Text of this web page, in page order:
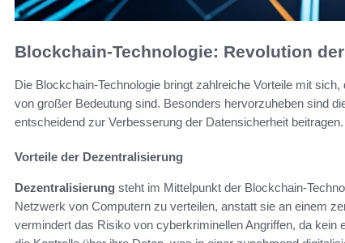
Blockchain-Technologie: Revolution
Die Blockchain-Technologie bringt zahlreiche Vorteile mit
von großer Bedeutung sind. Besonders hervorzuheben sind
entscheidend zur Verbesserung der Datensicherheit beitragen.
Vorteile der Dezentralisierung
Dezentralisierung steht im Mittelpunkt der Blockchain-
Netzwerk von Computern zu verteilen, anstatt sie an einem
vermindert das Risiko von cyberkriminellen Angriffen, da